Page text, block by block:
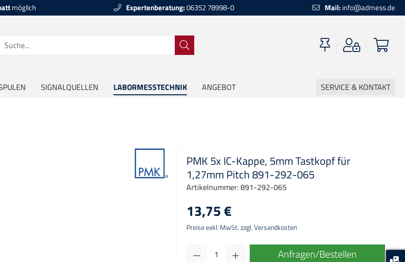
möglich Expertenberatung:06352 78998-0 Mail: info@admess.de
SIGNALQUELLEN LABORMESSTECHNIK ANGEBOT SERVICE & KONTAKT
PMK 5x IC-Kappe, 5mm Tastkopf für
1,27mm Pitch 891-292-065
Artikelnummer:891-292-065
13,75 €
Preise exkl. MwSt. zzgl. Versandkosten
Produkt Anzahl: Gib den gewünschten
Anfragen/Bestellen